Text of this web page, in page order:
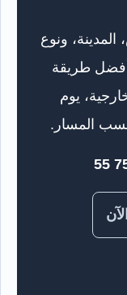
ونوع
أفضل طريقة
يوم
المسار.